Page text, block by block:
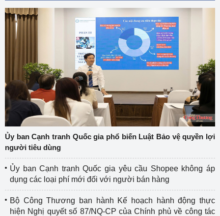
Ủy ban Cạnh tranh Quốc gia phổ biến Luật Bảo vệ quyền lợi
người tiêu dùng
Ủy ban Cạnh tranh Quốc gia yêu cầu Shopee không áp
dụng các loại phí mới đối với người bán hàng
Bộ Công Thương ban hành Kế hoạch hành động thực
hiện Nghị quyết số 87/NQ-CP của Chính phủ về công tác